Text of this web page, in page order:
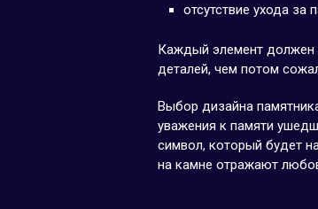
отсутствие ухода за
Каждый элемент должен
деталей, чем потом
Выбор дизайна
уважения к памяти
символ, который будет
на камне отражают